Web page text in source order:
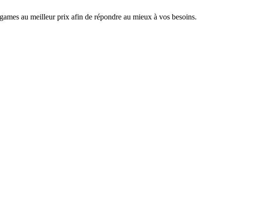
au meilleur prix afin de répondre au mieux à vos besoins.